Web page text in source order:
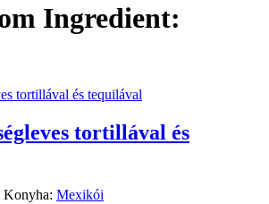
Ingredient:
tortillával és
Konyha: Mexikói